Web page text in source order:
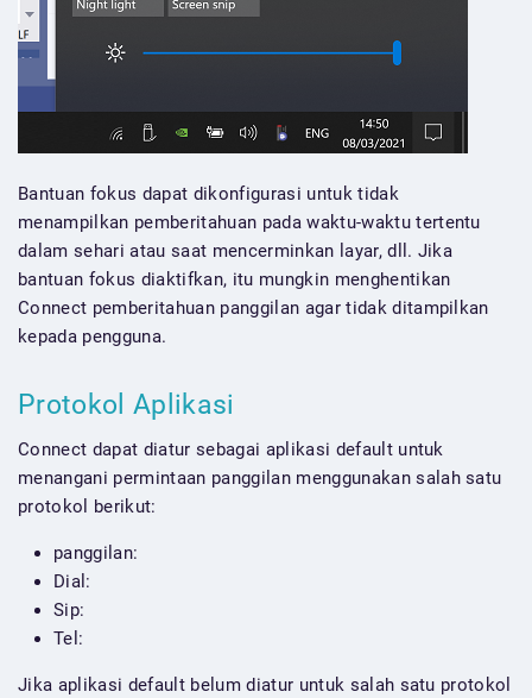
Bantuan fokus dapat dikonfigurasi untuk tidak
menampilkan pemberitahuan pada waktu-waktu tertentu
dalam sehari atau saat mencerminkan layar, dll. Jika
bantuan fokus diaktifkan, itu mungkin menghentikan
Connect pemberitahuan panggilan agar tidak ditampilkan
kepada pengguna.
Protokol Aplikasi
Connect dapat diatur sebagai aplikasi default untuk
menangani permintaan panggilan menggunakan salah satu
protokol berikut:
panggilan:
Dial:
Sip:
Tel:
Jika aplikasi default belum diatur untuk salah satu protokol